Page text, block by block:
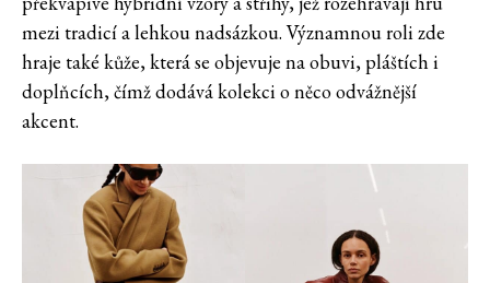
mezi tradicí a lehkou nadsázkou. Významnou roli zde
hraje také kůže, která se objevuje na obuvi, pláštích i
doplňcích, čímž dodává kolekci o něco odvážnější
akcent.